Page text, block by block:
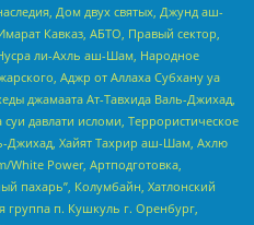
Дом двух святых, Джунд аш-
Кавказ, АБТО, Правый сектор,
ли-Ахль аш-Шам, Народное
Аджр от Аллаха Субхану уа
джамаата Ат-Тавхида Валь-Джихад,
давлати исломи, Террористическое
Джихад, Хайят Тахрир аш-Шам, Ахлю
Power, Артподготовка,
пахарь”, Колумбайн, Хатлонский
группа п. Кушкуль г. Оренбург,